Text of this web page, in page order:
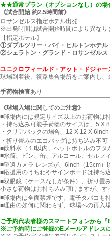
★★通常プラン（オプションなし）の
《試合開始 約2.5時間前》
ロサンゼルス指定ホテル出発
※出発時間は試合開始時間により異なり
【指定ホテル】
①ダブルツリー・バイ・ヒルトンホテル
②シェラトン・グランド・ロサンゼルス
ユニクロフィールド・アット・ドジャー
球場到着後、復路集合場所をご案内し、
手荷物検査あり
《球場入場に関してのご注意》
■球場内には規定サイズ以上のお荷物は
・持ち込み可能手荷物のサイズは、5 X
・クリアバックの場合、12 X 12 X 6inch
・折り畳みのエコバッグは持ち込み不可
■飲料水（１ℓ以内、ペットボトルのフ
■水筒、ビン、缶、アルコール、セルフ
■望遠カメラ レンズが、6inch（15cm）
■応援用のうちわやサインボードは持ち
■双眼鏡（ケースなしが条件）、折り畳
小さな荷物はお持ち込み頂けますが、す
■球場内は全面禁煙です。電子タバコも
■理由の如何に関わらず、球場への再入
ご予約代表者様のスマートフォンから
※ご予約時にご登録のEメールアドレス